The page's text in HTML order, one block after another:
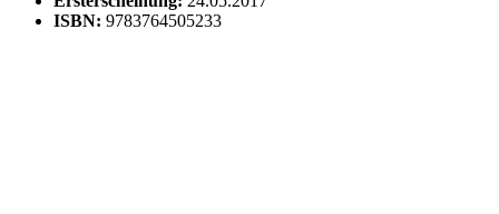
ISBN: 9783764505233